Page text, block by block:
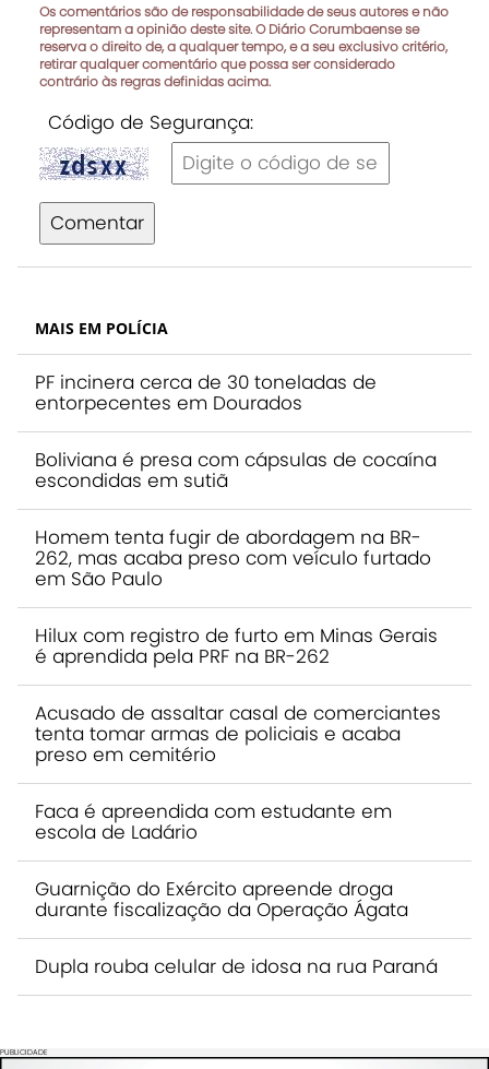
Os comentários são de responsabilidade de seus autores e não
representam a opinião deste site. O Diário Corumbaense se
reserva o direito de, a qualquer tempo, e a seu exclusivo critério,
retirar qualquer comentário que possa ser considerado
contrário às regras definidas acima.
Código de Segurança:
Comentar
MAIS EM POLÍCIA
PF incinera cerca de 30 toneladas de
entorpecentes em Dourados
Boliviana é presa com cápsulas de cocaína
escondidas em sutiã
Homem tenta fugir de abordagem na BR-
262, mas acaba preso com veículo furtado
em São Paulo
Hilux com registro de furto em Minas Gerais
é aprendida pela PRF na BR-262
Acusado de assaltar casal de comerciantes
tenta tomar armas de policiais e acaba
preso em cemitério
Faca é apreendida com estudante em
escola de Ladário
Guarnição do Exército apreende droga
durante fiscalização da Operação Ágata
Dupla rouba celular de idosa na rua Paraná
PUBLICIDADE